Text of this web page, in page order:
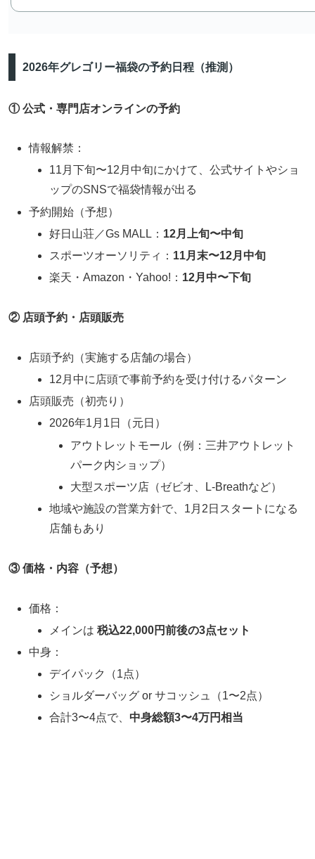
2026年グレゴリー福袋の予約日程（推測）
① 公式・専門店オンラインの予約
情報解禁：
11月下旬〜12月中旬にかけて、公式サイトやショ
ップのSNSで福袋情報が出る
予約開始（予想）
好日山荘／Gs MALL： 12月上旬〜中旬
スポーツオーソリティ： 11月末〜12月中旬
楽天・Amazon・Yahoo!： 12月中〜下旬
② 店頭予約・店頭販売
店頭予約（実施する店舗の場合）
12月中に店頭で事前予約を受け付けるパターン
店頭販売（初売り）
2026年1月1日（元日）
アウトレットモール（例：三井アウトレット
パーク内ショップ）
大型スポーツ店（ゼビオ、L-Breathなど）
地域や施設の営業方針で、1月2日スタートになる
店舗もあり
③ 価格・内容（予想）
価格：
メインは税込22,000円前後の3点セット
中身：
デイパック（1点）
ショルダーバッグ or サコッシュ（1〜2点）
合計3〜4点で、 中身総額3〜4万円相当